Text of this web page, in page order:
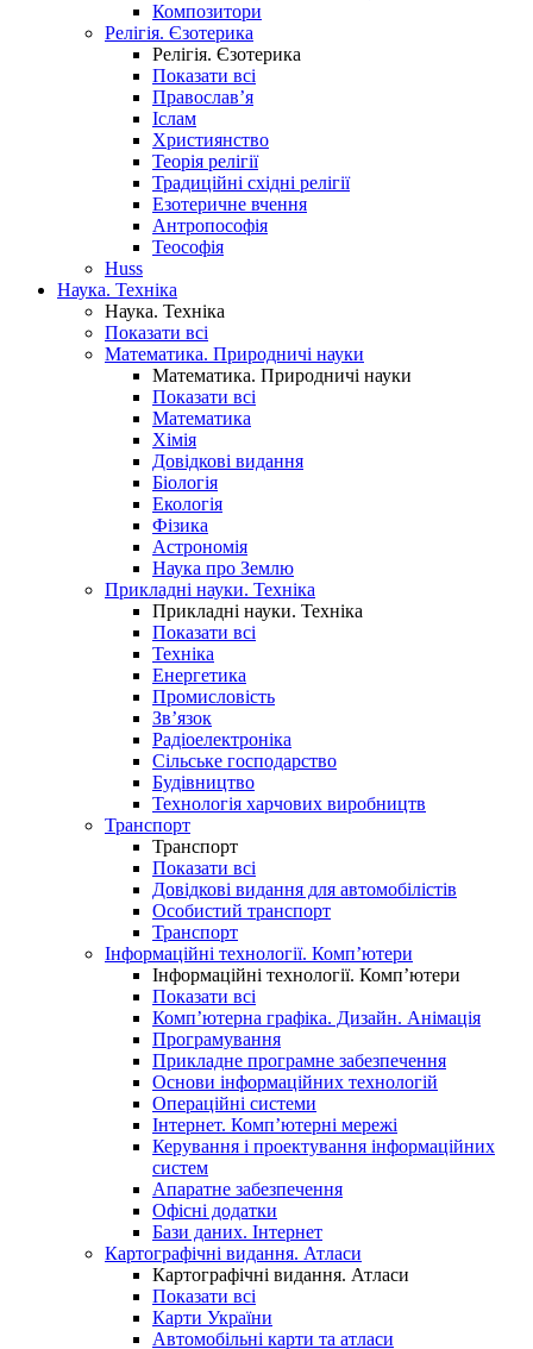
Композитори
Релігія. Єзотерика
Релігія. Єзотерика
Показати всі
Православ’я
Іслам
Християнство
Теорія релігії
Традиційні східні релігії
Езотеричне вчення
Антропософія
Теософія
Huss
Наука. Техніка
Наука. Техніка
Показати всі
Математика. Природничі науки
Математика. Природничі науки
Показати всі
Математика
Хімія
Довідкові видання
Біологія
Екологія
Фізика
Астрономія
Наука про Землю
Прикладні науки. Техніка
Прикладні науки. Техніка
Показати всі
Техніка
Енергетика
Промисловість
Зв’язок
Радіоелектроніка
Сільське господарство
Будівництво
Технологія харчових виробництв
Транспорт
Транспорт
Показати всі
Довідкові видання для автомобілістів
Особистий транспорт
Транспорт
Інформаційні технології. Комп’ютери
Інформаційні технології. Комп’ютери
Показати всі
Комп’ютерна графіка. Дизайн. Анімація
Програмування
Прикладне програмне забезпечення
Основи інформаційних технологій
Операційні системи
Інтернет. Комп’ютерні мережі
Керування і проектування інформаційних
систем
Апаратне забезпечення
Офісні додатки
Бази даних. Інтернет
Картографічні видання. Атласи
Картографічні видання. Атласи
Показати всі
Карти України
Автомобільні карти та атласи